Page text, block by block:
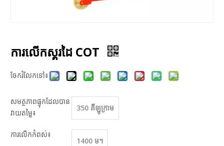
ការលើកស្គរដៃ COT
ចែករំលែកទៅ៖
សមត្ថភាពផ្ទុកដែលបាន
វាយតម្លៃ៖
350 គីឡូក្រាម
ការលើកកំពស់៖
1400 ម។